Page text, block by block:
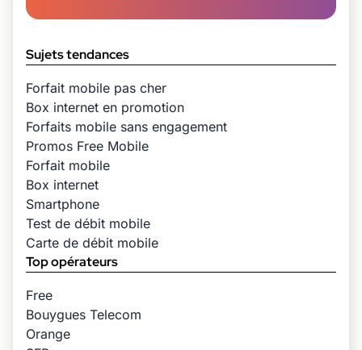
Sujets tendances
Forfait mobile pas cher
Box internet en promotion
Forfaits mobile sans engagement
Promos Free Mobile
Forfait mobile
Box internet
Smartphone
Test de débit mobile
Carte de débit mobile
Top opérateurs
Free
Bouygues Telecom
Orange